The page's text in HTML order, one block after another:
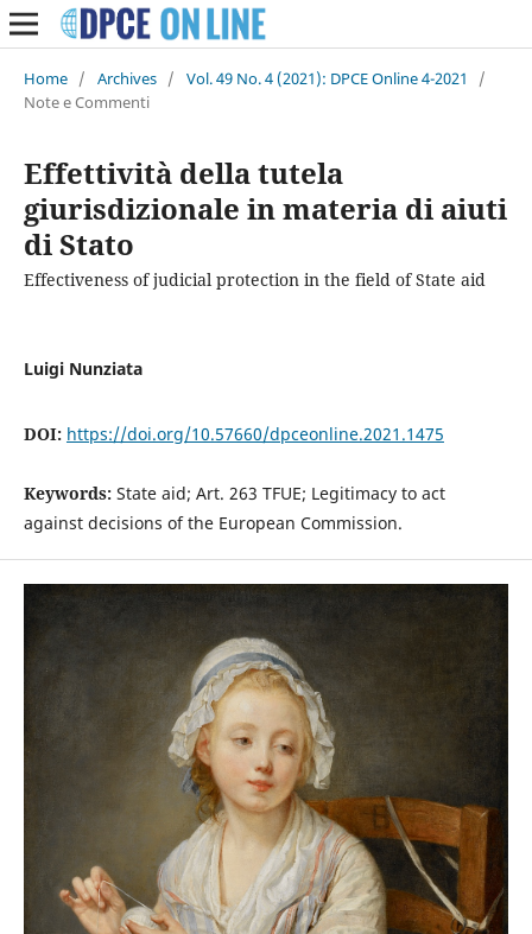
Home / Archives / Vol. 49 No. 4 (2021): DPCE Online 4-2021
/
Note e Commenti
Effettività della tutela
giurisdizionale in materia di aiuti
di Stato
Effectiveness of judicial protection in the field of State aid
Luigi Nunziata
DOI: https://doi.org/10.57660/dpceonline.2021.1475
Keywords: State aid; Art. 263 TFUE; Legitimacy to act
against decisions of the European Commission.